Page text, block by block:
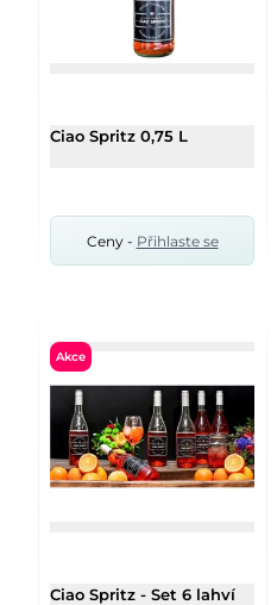
Ciao Spritz 0,75 L
Ceny - Přihlaste se
Akce
Ciao Spritz - Set 6 lahví